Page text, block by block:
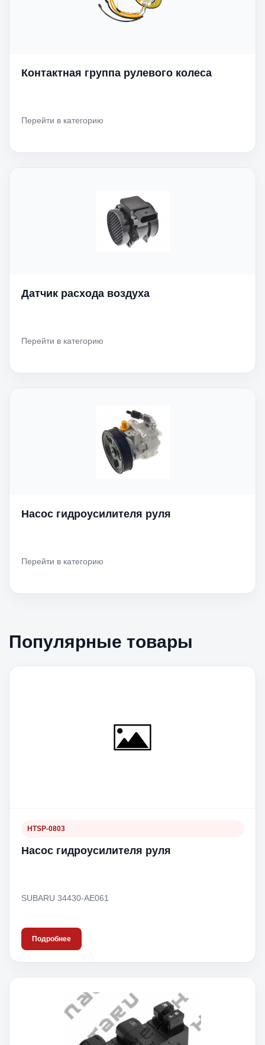
Контактная группа рулевого колеса
Перейти в категорию
Датчик расхода воздуха
Перейти в категорию
Насос гидроусилителя руля
Перейти в категорию
Популярные товары
HTSP-0803
Насос гидроусилителя руля
SUBARU 34430-AE061
Подробнее